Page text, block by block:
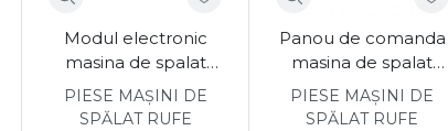
Modul electronic
masina de spalat
Candy CSOW
4855TWE/1-S
PIESE MAȘINI DE
SPĂLAT RUFE
Panou de comanda
masina de spalat
Candy CS4 1072D3/1-S
PIESE MAȘINI DE
SPĂLAT RUFE